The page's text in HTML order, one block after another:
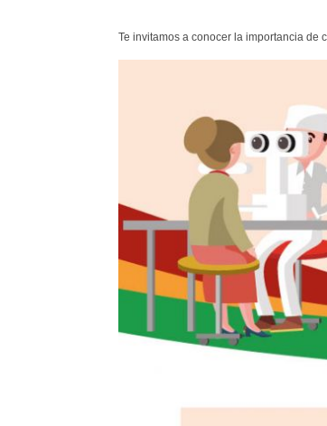
Te invitamos a conocer la importancia de